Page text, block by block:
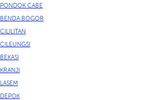
CABE
BENDA BOGOR